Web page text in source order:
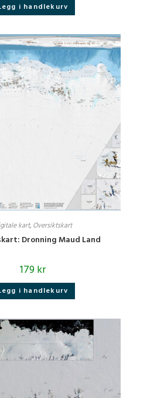
i handlekurv
kart, Oversiktskart
Dronning Maud Land
179kr
i handlekurv